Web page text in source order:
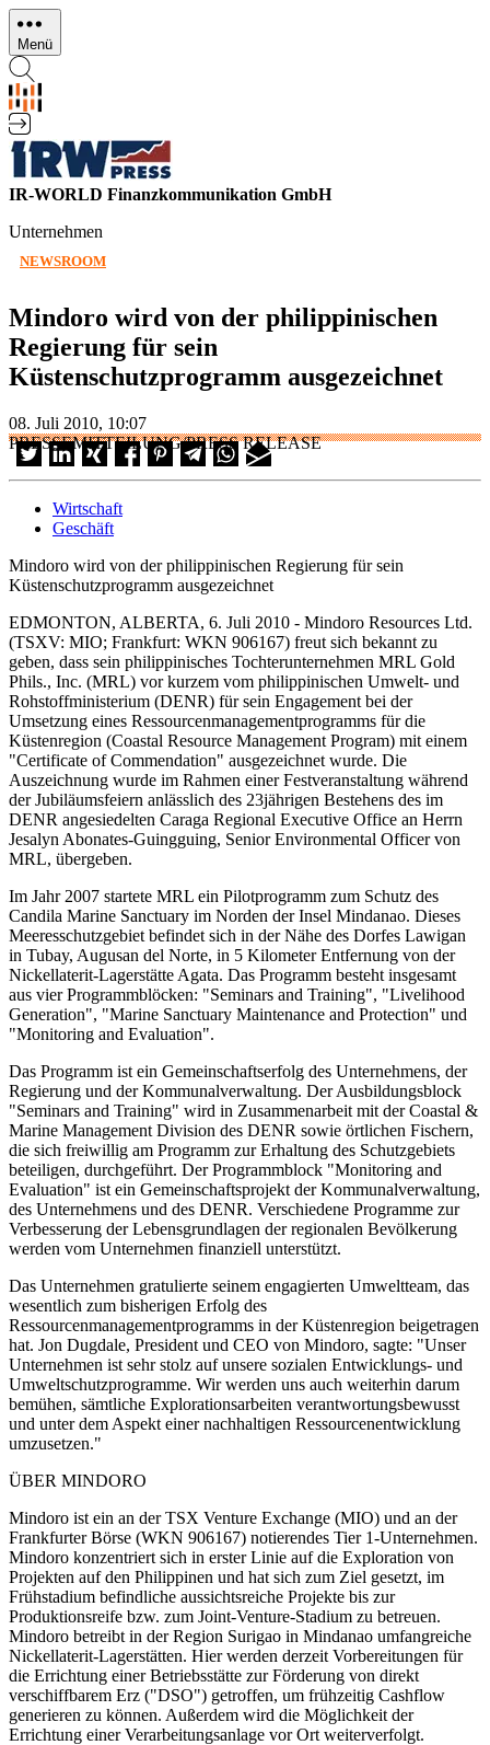
Direkt
zum
Inhalt
Menü
IR-WORLD Finanzkommunikation GmbH
Unternehmen
NEWSROOM
Mindoro wird von der philippinischen
Regierung für sein
Küstenschutzprogramm ausgezeichnet
08. Juli 2010, 10:07
PRESSEMITTEILUNG/PRESS RELEASE
Wirtschaft
Geschäft
Mindoro wird von der philippinischen Regierung für sein
Küstenschutzprogramm ausgezeichnet
EDMONTON, ALBERTA, 6. Juli 2010 - Mindoro Resources Ltd.
(TSXV: MIO; Frankfurt: WKN 906167) freut sich bekannt zu
geben, dass sein philippinisches Tochterunternehmen MRL Gold
Phils., Inc. (MRL) vor kurzem vom philippinischen Umwelt- und
Rohstoffministerium (DENR) für sein Engagement bei der
Umsetzung eines Ressourcenmanagementprogramms für die
Küstenregion (Coastal Resource Management Program) mit einem
"Certificate of Commendation" ausgezeichnet wurde. Die
Auszeichnung wurde im Rahmen einer Festveranstaltung während
der Jubiläumsfeiern anlässlich des 23jährigen Bestehens des im
DENR angesiedelten Caraga Regional Executive Office an Herrn
Jesalyn Abonates-Guingguing, Senior Environmental Officer von
MRL, übergeben.
Im Jahr 2007 startete MRL ein Pilotprogramm zum Schutz des
Candila Marine Sanctuary im Norden der Insel Mindanao. Dieses
Meeresschutzgebiet befindet sich in der Nähe des Dorfes Lawigan
in Tubay, Augusan del Norte, in 5 Kilometer Entfernung von der
Nickellaterit-Lagerstätte Agata. Das Programm besteht insgesamt
aus vier Programmblöcken: "Seminars and Training", "Livelihood
Generation", "Marine Sanctuary Maintenance and Protection" und
"Monitoring and Evaluation".
Das Programm ist ein Gemeinschaftserfolg des Unternehmens, der
Regierung und der Kommunalverwaltung. Der Ausbildungsblock
"Seminars and Training" wird in Zusammenarbeit mit der Coastal &
Marine Management Division des DENR sowie örtlichen Fischern,
die sich freiwillig am Programm zur Erhaltung des Schutzgebiets
beteiligen, durchgeführt. Der Programmblock "Monitoring and
Evaluation" ist ein Gemeinschaftsprojekt der Kommunalverwaltung,
des Unternehmens und des DENR. Verschiedene Programme zur
Verbesserung der Lebensgrundlagen der regionalen Bevölkerung
werden vom Unternehmen finanziell unterstützt.
Das Unternehmen gratulierte seinem engagierten Umweltteam, das
wesentlich zum bisherigen Erfolg des
Ressourcenmanagementprogramms in der Küstenregion beigetragen
hat. Jon Dugdale, President und CEO von Mindoro, sagte: "Unser
Unternehmen ist sehr stolz auf unsere sozialen Entwicklungs- und
Umweltschutzprogramme. Wir werden uns auch weiterhin darum
bemühen, sämtliche Explorationsarbeiten verantwortungsbewusst
und unter dem Aspekt einer nachhaltigen Ressourcenentwicklung
umzusetzen."
ÜBER MINDORO
Mindoro ist ein an der TSX Venture Exchange (MIO) und an der
Frankfurter Börse (WKN 906167) notierendes Tier 1-Unternehmen.
Mindoro konzentriert sich in erster Linie auf die Exploration von
Projekten auf den Philippinen und hat sich zum Ziel gesetzt, im
Frühstadium befindliche aussichtsreiche Projekte bis zur
Produktionsreife bzw. zum Joint-Venture-Stadium zu betreuen.
Mindoro betreibt in der Region Surigao in Mindanao umfangreiche
Nickellaterit-Lagerstätten. Hier werden derzeit Vorbereitungen für
die Errichtung einer Betriebsstätte zur Förderung von direkt
verschiffbarem Erz ("DSO") getroffen, um frühzeitig Cashflow
generieren zu können. Außerdem wird die Möglichkeit der
Errichtung einer Verarbeitungsanlage vor Ort weiterverfolgt.